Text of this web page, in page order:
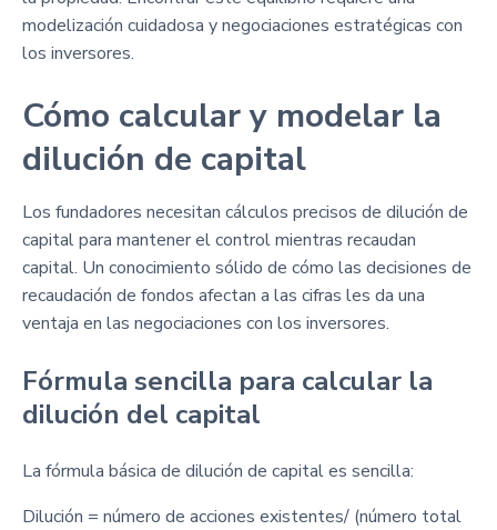
modelización cuidadosa y negociaciones estratégicas con
los inversores.
Cómo calcular y modelar la
dilución de capital
Los fundadores necesitan cálculos precisos de dilución de
capital para mantener el control mientras recaudan
capital. Un conocimiento sólido de cómo las decisiones de
recaudación de fondos afectan a las cifras les da una
ventaja en las negociaciones con los inversores.
Fórmula sencilla para calcular la
dilución del capital
La fórmula básica de dilución de capital es sencilla:
Dilución = número de acciones existentes/ (número total